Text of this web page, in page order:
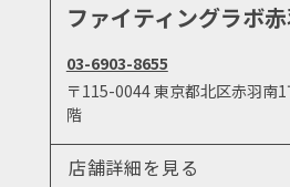
ファイティングラボ
03-6903-8655
〒115-0044 東京都北区赤羽
階
店舗詳細を見る